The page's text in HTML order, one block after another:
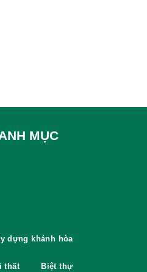
MỤC
dựng khánh hòa
thất Biệt thự